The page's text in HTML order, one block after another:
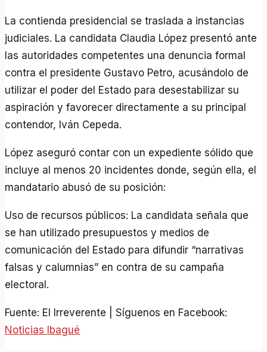
La contienda presidencial se traslada a instancias
judiciales. La candidata Claudia López presentó ante
las autoridades competentes una denuncia formal
contra el presidente Gustavo Petro, acusándolo de
utilizar el poder del Estado para desestabilizar su
aspiración y favorecer directamente a su principal
contendor, Iván Cepeda.
López aseguró contar con un expediente sólido que
incluye al menos 20 incidentes donde, según ella, el
mandatario abusó de su posición:
Uso de recursos públicos: La candidata señala que
se han utilizado presupuestos y medios de
comunicación del Estado para difundir “narrativas
falsas y calumnias” en contra de su campaña
electoral.
Fuente: El Irreverente | Síguenos en Facebook:
Noticias Ibagué